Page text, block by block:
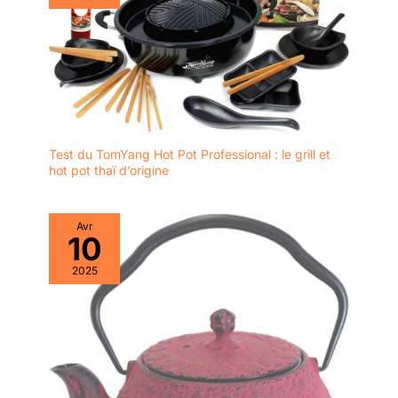
Test du TomYang Hot Pot Professional : le grill et
hot pot thaï d’origine
Avr
10
2025